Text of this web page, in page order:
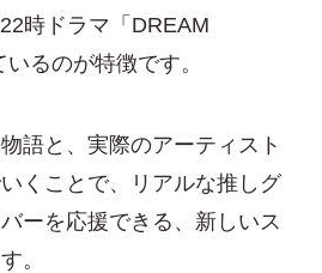
時ドラマ「DREAM
るのが特徴です。
語と、実際のアーティスト
くことで、リアルな推しグ
ーを応援できる、新しいス
。